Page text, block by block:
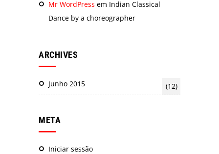
Mr WordPress em Indian Classical
Dance by a choreographer
ARCHIVES
Junho 2015 (12)
META
Iniciar sessão